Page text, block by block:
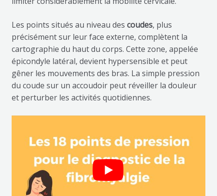
Les points situés au niveau des coudes, plus
précisément sur leur face externe, complètent la
cartographie du haut du corps. Cette zone, appelée
épicondyle latéral, devient hypersensible et peut
gêner les mouvements des bras. La simple pression
du coude sur un accoudoir peut réveiller la douleur
et perturber les activités quotidiennes.